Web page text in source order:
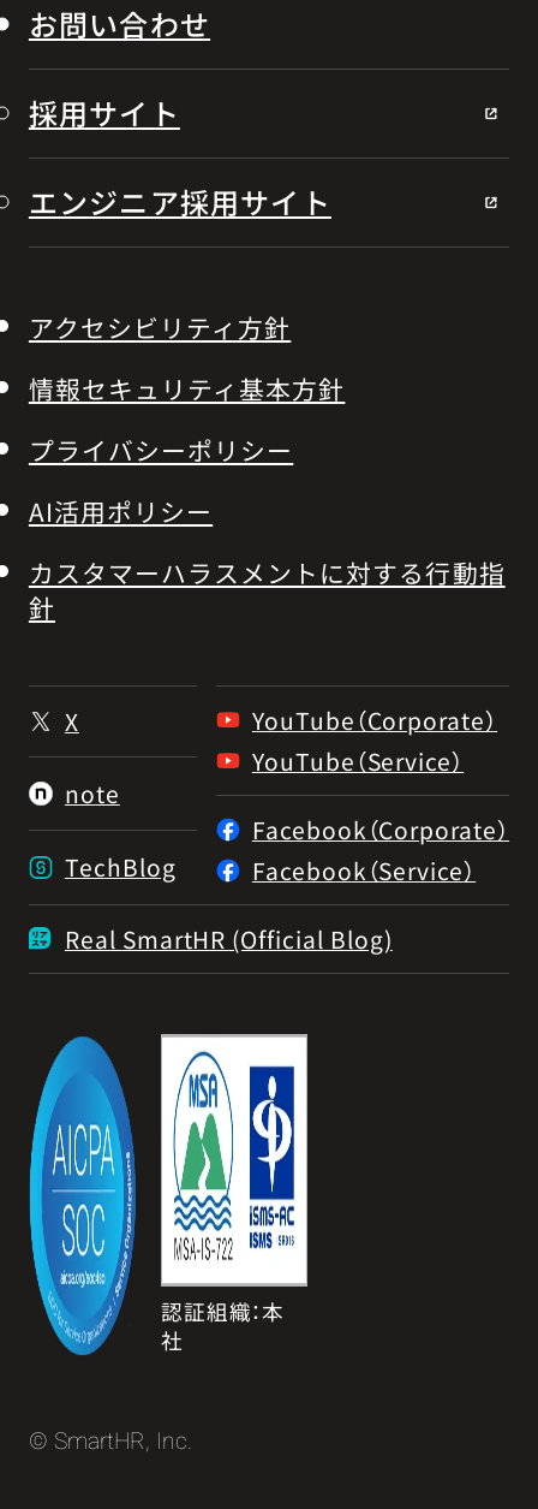
お問い合わせ
採用サイト
エンジニア採用サイト
アクセシビリティ方針
情報セキュリティ基本方針
プライバシーポリシー
AI活用ポリシー
カスタマーハラスメントに対する行動指
針
X
note
TechBlog
YouTube（Corporate）
YouTube（Service）
Facebook（Corporate）
Facebook（Service）
Real SmartHR (Official Blog)
認証組織：本
社
© SmartHR, Inc.